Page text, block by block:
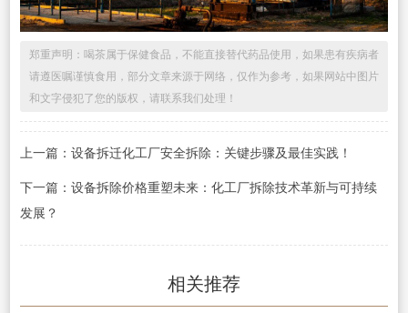
郑重声明：喝茶属于保健食品，不能直接替代药品使用，如果患有疾病者
请遵医嘱谨慎食用，部分文章来源于网络，仅作为参考，如果网站中图片
和文字侵犯了您的版权，请联系我们处理！
上一篇：设备拆迁化工厂安全拆除：关键步骤及最佳实践！
下一篇：设备拆除价格重塑未来：化工厂拆除技术革新与可持续
发展？
相关推荐